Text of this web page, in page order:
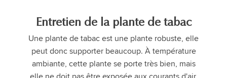
Entretien de la plante de tabac
Une plante de tabac est une plante robuste, elle
peut donc supporter beaucoup. À température
ambiante, cette plante se porte très bien, mais